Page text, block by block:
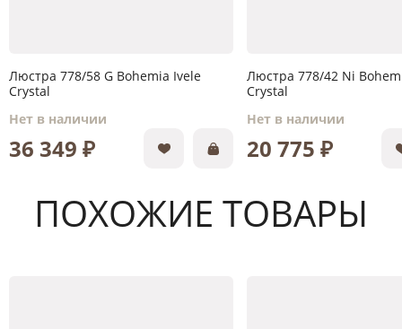
Люстра 778/58 G Bohemia Ivele
Crystal
Нет в наличии
36 349 ₽
Люстра 778/42 Ni
Crystal
Нет в наличии
20 775 ₽
ПОХОЖИЕ ТОВАРЫ